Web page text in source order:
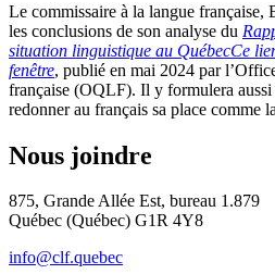
Le commissaire à la langue française,
les conclusions de son analyse du
situation linguistique au QuébecCe
fenêtre, publié en mai 2024 par
française (OQLF). Il y formulera aussi
redonner au français sa place comme
Nous joindre
875, Grande Allée Est, bureau 1.879
Québec (Québec) G1R 4Y8
info@clf.quebec